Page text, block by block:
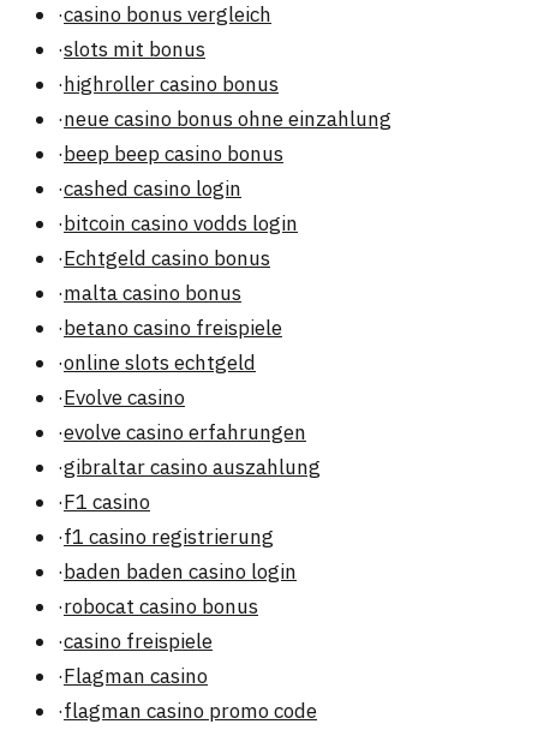
·casino bonus vergleich
·slots mit bonus
·highroller casino bonus
·neue casino bonus ohne einzahlung
·beep beep casino bonus
·cashed casino login
·bitcoin casino vodds login
·Echtgeld casino bonus
·malta casino bonus
·betano casino freispiele
·online slots echtgeld
·Evolve casino
·evolve casino erfahrungen
·gibraltar casino auszahlung
·F1 casino
·f1 casino registrierung
·baden baden casino login
·robocat casino bonus
·casino freispiele
·Flagman casino
·flagman casino promo code